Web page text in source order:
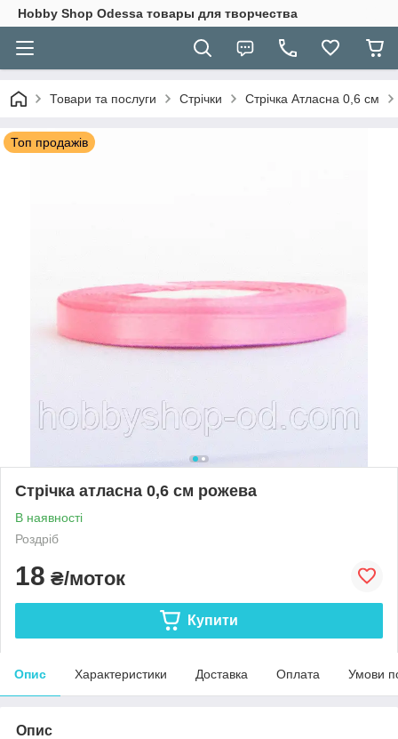
Hobbу Shop Odessa товары для творчества
Товари та послуги Стрічки Стрічка Атласна 0,6 см
Топ продажів
Стрічка атласна 0,6 см рожева
В наявності
Роздріб
18 ₴/моток
Купити
Опис Характеристики Доставка Оплата Умови
Опис